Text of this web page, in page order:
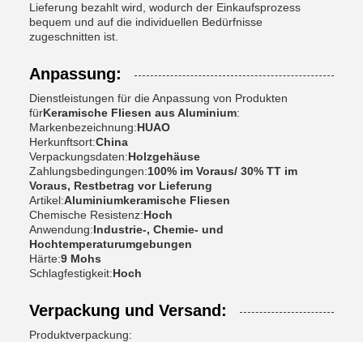
Lieferung bezahlt wird, wodurch der Einkaufsprozess
bequem und auf die individuellen Bedürfnisse
zugeschnitten ist.
Anpassung:
Dienstleistungen für die Anpassung von Produkten
fürKeramische Fliesen aus Aluminium:
Markenbezeichnung:HUAO
Herkunftsort:China
Verpackungsdaten:Holzgehäuse
Zahlungsbedingungen:100% im Voraus/ 30% TT im
Voraus, Restbetrag vor Lieferung
Artikel:Aluminiumkeramische Fliesen
Chemische Resistenz:Hoch
Anwendung:Industrie-, Chemie- und
Hochtemperaturumgebungen
Härte:9 Mohs
Schlagfestigkeit:Hoch
Verpackung und Versand:
Produktverpackung: